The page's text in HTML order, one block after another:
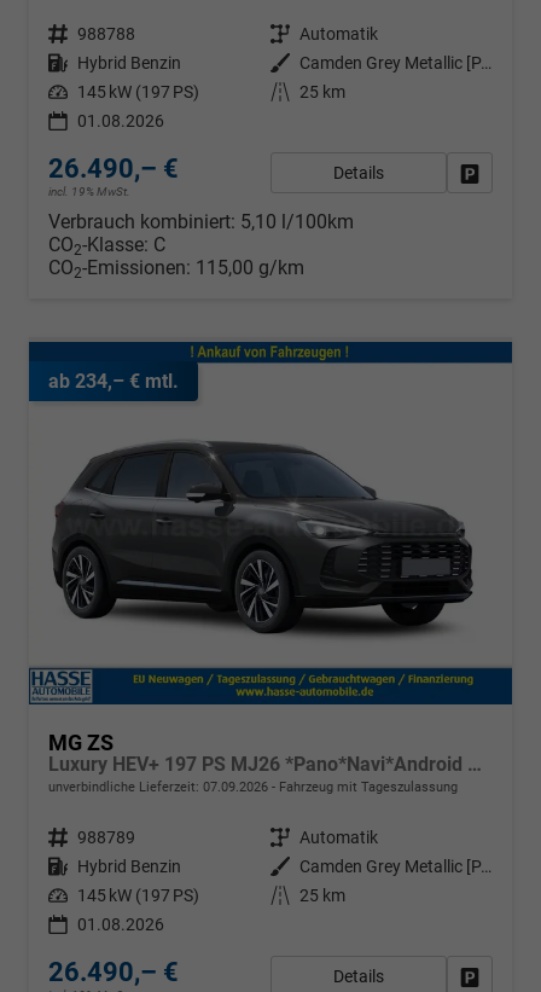
Fahrzeugnr. 988788 Getriebe Automatik
Kraftstoff Hybrid Benzin Außenfarbe
Camden Grey Metallic [PAG]
Leistung 145 kW (197 PS) Kilometerstand
25 km
01.08.2026
26.490,– €
incl. 19% MwSt.
Details
Verbrauch kombiniert: 5,10 l/100km
CO2-Klasse: C
CO2-Emissionen: 115,00 g/km
ab 234,– € mtl.
MG ZS
Luxury HEV+ 197 PS MJ26 *Pano*Navi*Android Auto*SHZ*360°*Kunstleder*Klimaauto*ACC
unverbindliche Lieferzeit: 07.09.2026 Fahrzeug mit Tageszulassung
Fahrzeugnr. 988789 Getriebe Automatik
Kraftstoff Hybrid Benzin Außenfarbe
Camden Grey Metallic [PAG]
Leistung 145 kW (197 PS) Kilometerstand
25 km
01.08.2026
26.490,– € Details